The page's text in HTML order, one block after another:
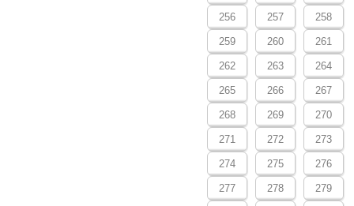
256 257 258
259 260 261
262 263 264
265 266 267
268 269 270
271 272 273
274 275 276
277 278 279